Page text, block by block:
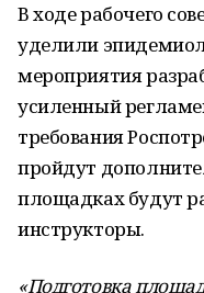
В ходе рабочего
уделили
мероприятия
усиленный
требования
пройдут
площадках будут
инструкторы.
«Подготовка